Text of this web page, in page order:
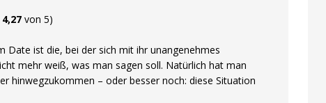
4,27 von 5)
Date ist die, bei der sich mit ihr unangenehmes
mehr weiß, was man sagen soll. Natürlich hat man
hinwegzukommen – oder besser noch: diese Situation